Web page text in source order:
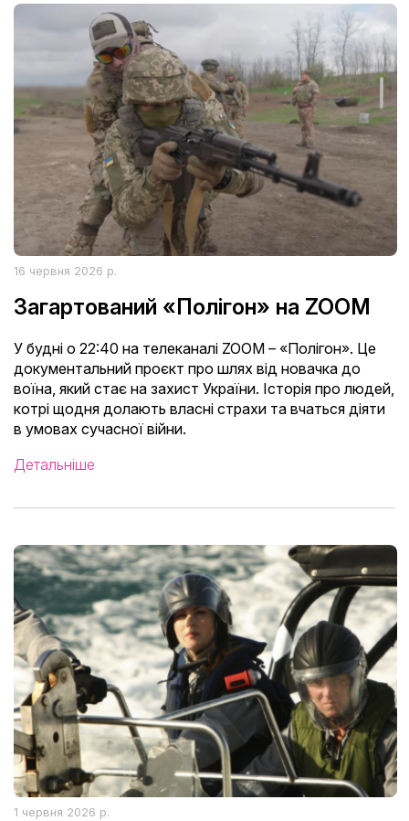
16 червня 2026 р.
Загартований «Полігон» на ZOOM
У будні о 22:40 на телеканалі ZOOM – «Полігон». Це
документальний проєкт про шлях від новачка до
воїна, який стає на захист України. Історія про людей,
котрі щодня долають власні страхи та вчаться діяти
в умовах сучасної війни.
Детальніше
1 червня 2026 р.